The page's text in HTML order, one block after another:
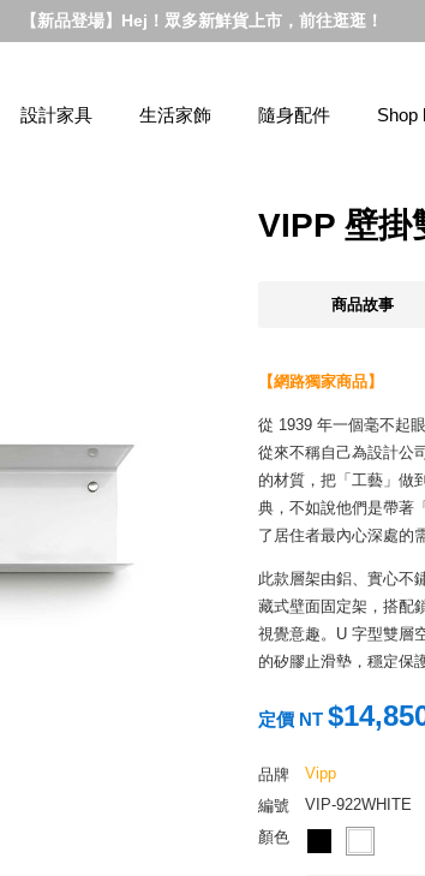
【新品登場】Hej！眾多新鮮貨上市，前往逛逛！
設計家具 生活家飾 隨身配件 Shop
VIPP 壁掛
商品故事
【網路獨家商品】
從 1939 年一個毫不起
從來不稱自己為設計公
的材質，把「工藝」做
典，不如說他們是帶著
了居住者最內心深處的
此款層架由鋁、實心不
藏式壁面固定架，搭配
視覺意趣。U 字型雙層
的矽膠止滑墊，穩定保
蘊含著設計師處處為使
匠心獨運、才思縝密，
定價 NT
品牌
Vipp
編號
VIP-922WHITE
顏色